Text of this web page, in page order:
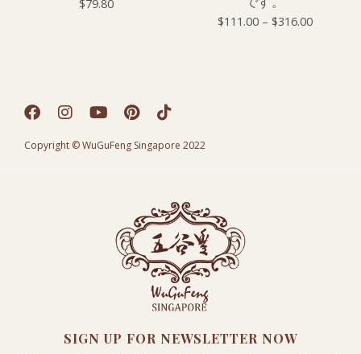
$79.80
$111.00 – $316.00
Copyright © WuGuFeng Singapore 2022
SIGN UP FOR NEWSLETTER NOW